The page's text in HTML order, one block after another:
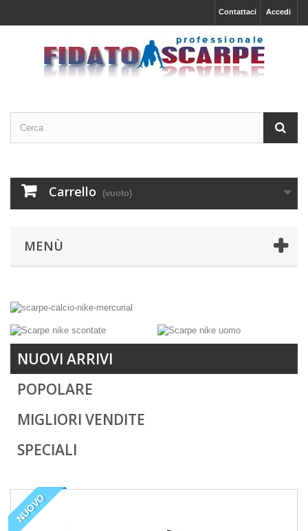
Accedi
Contattaci
Carrello (vuoto)
MENÙ
NUOVI ARRIVI
POPOLARE
MIGLIORI VENDITE
SPECIALI
NUOVO